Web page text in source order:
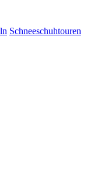
Schneeschuhtouren